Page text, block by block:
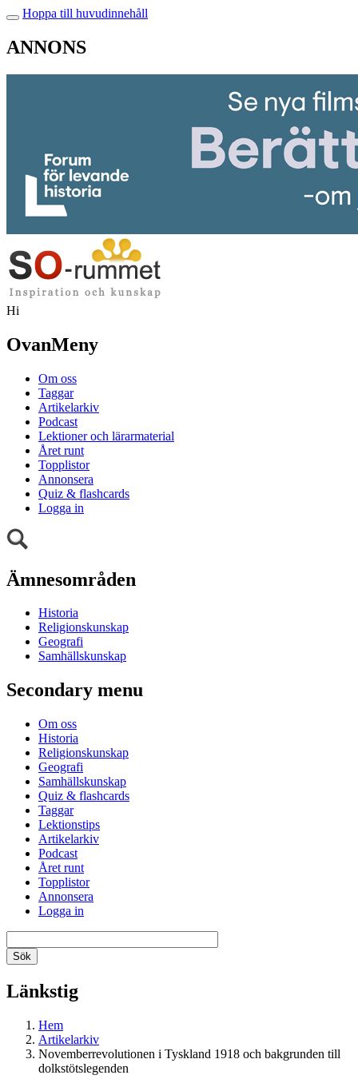
Hoppa till huvudinnehåll
ANNONS
Hi
OvanMeny
Om oss
Taggar
Artikelarkiv
Podcast
Lektioner och lärarmaterial
Året runt
Topplistor
Annonsera
Quiz & flashcards
Logga in
Ämnesområden
Historia
Religionskunskap
Geografi
Samhällskunskap
Secondary menu
Om oss
Historia
Religionskunskap
Geografi
Samhällskunskap
Quiz & flashcards
Taggar
Lektionstips
Artikelarkiv
Podcast
Året runt
Topplistor
Annonsera
Logga in
Länkstig
Hem
Artikelarkiv
Novemberrevolutionen i Tyskland 1918 och bakgrunden till
dolkstötslegenden